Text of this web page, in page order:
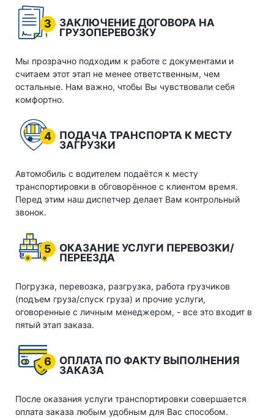
3
ЗАКЛЮЧЕНИЕ ДОГОВОРА НА
ГРУЗОПЕРЕВОЗКУ
Мы прозрачно подходим к работе с документами и
считаем этот этап не менее ответственным, чем
остальные. Нам важно, чтобы Вы чувствовали себя
комфортно.
4
ПОДАЧА ТРАНСПОРТА К МЕСТУ
ЗАГРУЗКИ
Автомобиль с водителем подаётся к месту
транспортировки в обговорённое с клиентом время.
Перед этим наш диспетчер делает Вам контрольный
звонок.
5
ОКАЗАНИЕ УСЛУГИ ПЕРЕВОЗКИ/
ПЕРЕЕЗДА
Погрузка, перевозка, разгрузка, работа грузчиков
(подъем груза/спуск груза) и прочие услуги,
оговоренные с личным менеджером, - все это входит в
пятый этап заказа.
6
ОПЛАТА ПО ФАКТУ ВЫПОЛНЕНИЯ
ЗАКАЗА
После оказания услуги транспортировки совершается
оплата заказа любым удобным для Вас способом.